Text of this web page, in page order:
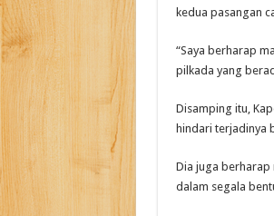
kedua pasangan
“Saya berharap
pilkada yang
Disamping itu,
hindari terjadinya
Dia juga berharap
dalam segala